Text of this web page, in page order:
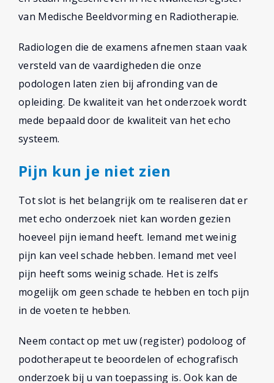
van Medische Beeldvorming en Radiotherapie.
Radiologen die de examens afnemen staan vaak
versteld van de vaardigheden die onze
podologen laten zien bij afronding van de
opleiding. De kwaliteit van het onderzoek wordt
mede bepaald door de kwaliteit van het echo
systeem.
Pijn kun je niet zien
Tot slot is het belangrijk om te realiseren dat er
met echo onderzoek niet kan worden gezien
hoeveel pijn iemand heeft. Iemand met weinig
pijn kan veel schade hebben. Iemand met veel
pijn heeft soms weinig schade. Het is zelfs
mogelijk om geen schade te hebben en toch pijn
in de voeten te hebben.
Neem contact op met uw (register) podoloog of
podotherapeut te beoordelen of echografisch
onderzoek bij u van toepassing is. Ook kan de